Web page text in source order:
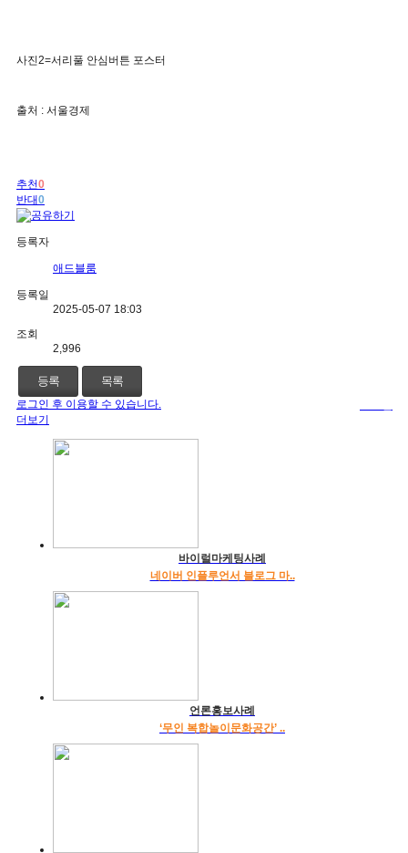
사진2=서리풀 안심버튼 포스터
출처 : 서울경제
추천0
반대0
등록자
애드블룸
등록일
2025-05-07 18:03
조회
2,996
등록 목록
로그인 후 이용할 수 있습니다.
더보기
바이럴마케팅사례
네이버 인플루언서 블로그 마..
언론홍보사례
‘무인 복합놀이문화공간’ ..